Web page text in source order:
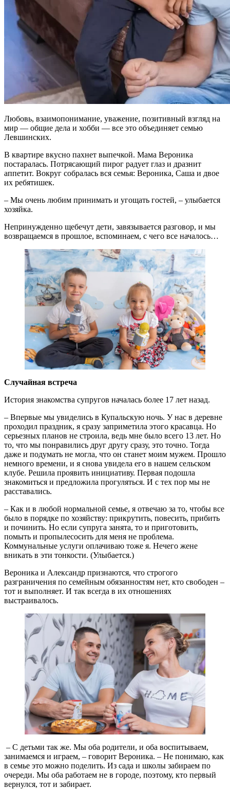
Любовь, взаимопонимание, уважение, позитивный взгляд на
мир — общие дела и хобби — все это объединяет семью
Левшинских.
В квартире вкусно пахнет выпечкой. Мама Вероника
постаралась. Потрясающий пирог радует глаз и дразнит
аппетит. Вокруг собралась вся семья: Вероника, Саша и двое
их ребятишек.
– Мы очень любим принимать и угощать гостей, – улыбается
хозяйка.
Непринужденно щебечут дети, завязывается разговор, и мы
возвращаемся в прошлое, вспоминаем, с чего все началось…
Случайная встреча
История знакомства супругов началась более 17 лет назад.
– Впервые мы увиделись в Купальскую ночь. У нас в деревне
проходил праздник, я сразу заприметила этого красавца. Но
серьезных планов не строила, ведь мне было всего 13 лет. Но
то, что мы понравились друг другу сразу, это точно. Тогда
даже и подумать не могла, что он станет моим мужем. Прошло
немного времени, и я снова увидела его в нашем сельском
клубе. Решила проявить инициативу. Первая подошла
знакомиться и предложила прогуляться. И с тех пор мы не
расставались.
– Как и в любой нормальной семье, я отвечаю за то, чтобы все
было в порядке по хозяйству: прикрутить, повесить, прибить
и починить. Но если супруга занята, то и приготовить,
помыть и пропылесосить для меня не проблема.
Коммунальные услуги оплачиваю тоже я. Нечего жене
вникать в эти тонкости. (Улыбается.)
Вероника и Александр признаются, что строгого
разграничения по семейным обязанностям нет, кто свободен –
тот и выполняет. И так всегда в их отношениях
выстраивалось.
– С детьми так же. Мы оба родители, и оба воспитываем,
занимаемся и играем, – говорит Вероника. – Не понимаю, как
в семье это можно поделить. Из сада и школы забираем по
очереди. Мы оба работаем не в городе, поэтому, кто первый
вернулся, тот и забирает.